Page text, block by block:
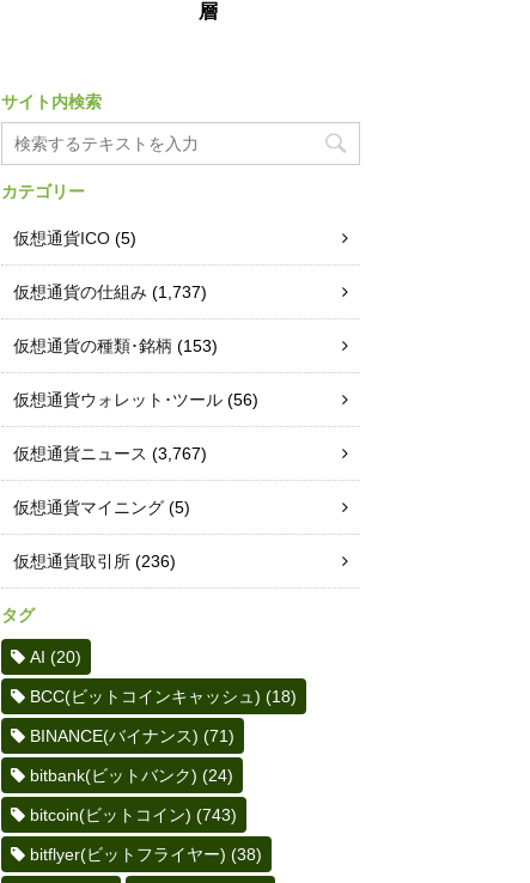
層
サイト内検索
カテゴリー
仮想通貨ICO (5)
仮想通貨の仕組み (1,737)
仮想通貨の種類･銘柄 (153)
仮想通貨ウォレット･ツール (56)
仮想通貨ニュース (3,767)
仮想通貨マイニング (5)
仮想通貨取引所 (236)
タグ
AI (20)
BCC(ビットコインキャッシュ) (18)
BINANCE(バイナンス) (71)
bitbank(ビットバンク) (24)
bitcoin(ビットコイン) (743)
bitflyer(ビットフライヤー) (38)